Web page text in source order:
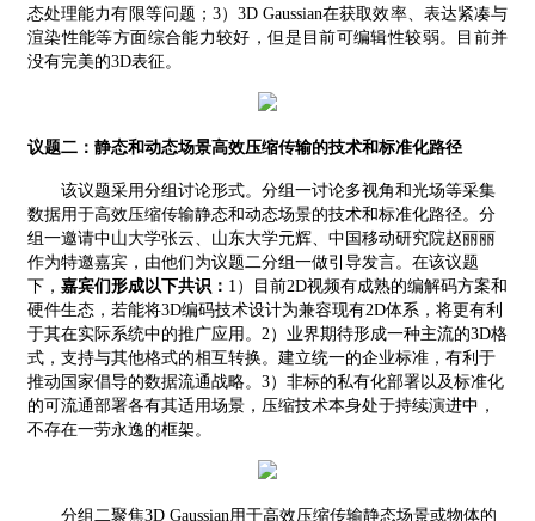
态处理能力有限等问题； 3）3D Gaussian在获取效率、表达紧凑与
渲染性能等方面综合能力较好，但是目前可编辑性较弱。目前并
没有完美的3D表征。
议题二：静态和动态场景高效压缩传输的技术和标准化路径
该议题采用分组讨论形式。分组一讨论多视角和光场等采集
数据用于高效压缩传输静态和动态场景的技术和标准化路径。分
组一邀请中山大学张云、山东大学元辉、中国移动研究院赵丽丽
作为特邀嘉宾，由他们为议题二分组一做引导发言。在该议题
下， 嘉宾们形成以下共识： 1 ）目前2D视频有成熟的编解码方案和
硬件生态，若能将3D编码技术设计为兼容现有2D体系 ，将更有利
于其在实际系统中的推广应用 。 2）业界期待形成一种主流的3D格
式，支持与其他格式的相互转换。建立统一的企业标准，有利于
推动国家倡导的数据流通战略。 3）非标的私有化部署以及标准化
的可流通部署各有其适用场景，压缩技术本身处于持续演进中，
不存在一劳永逸的框架。
分组二聚焦3D Gaussian用于高效压缩传输静态场景或物体的